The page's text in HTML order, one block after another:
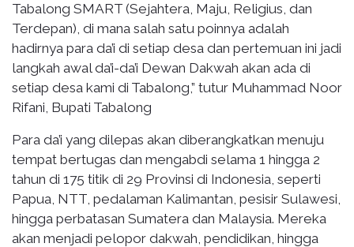
Tabalong SMART (Sejahtera, Maju, Religius, dan
Terdepan), di mana salah satu poinnya adalah
hadirnya para da’i di setiap desa dan pertemuan ini jadi
langkah awal da’i-da’i Dewan Dakwah akan ada di
setiap desa kami di Tabalong,” tutur Muhammad Noor
Rifani, Bupati Tabalong
Para da’i yang dilepas akan diberangkatkan menuju
tempat bertugas dan mengabdi selama 1 hingga 2
tahun di 175 titik di 29 Provinsi di Indonesia, seperti
Papua, NTT, pedalaman Kalimantan, pesisir Sulawesi,
hingga perbatasan Sumatera dan Malaysia. Mereka
akan menjadi pelopor dakwah, pendidikan, hingga